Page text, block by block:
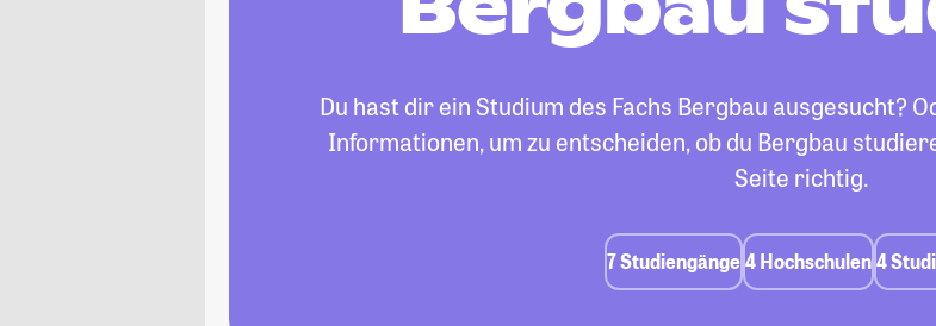
Du hast dir ein Studium des Fachs Bergbau ausgesucht?
Informationen, um zu entscheiden, ob du Bergbau
Seite richtig.
7 Studiengänge4 Hochschulen4